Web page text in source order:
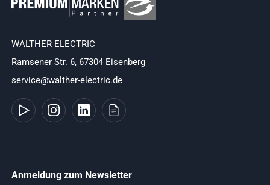
WALTHER ELECTRIC
Ramsener Str. 6, 67304 Eisenberg
service@walther-electric.de
Anmeldung zum Newsletter